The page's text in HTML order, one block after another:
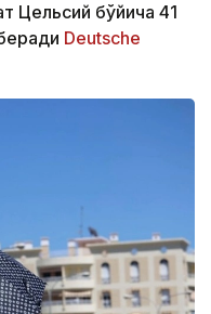
Цельсий бўйича 41
Deutsche